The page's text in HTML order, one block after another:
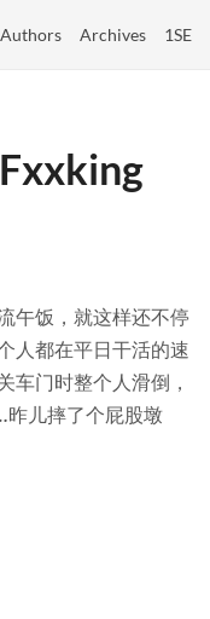
Authors Archives 1SE
午饭，就这样还不停
人都在平日干活的速
车门时整个人滑倒，
儿摔了个屁股墩